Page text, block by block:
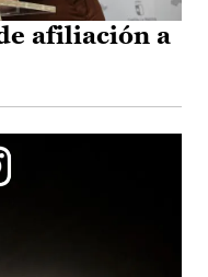
afiliación a